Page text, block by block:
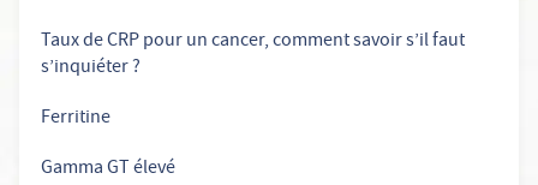
Taux de CRP pour un cancer, comment savoir s’il faut
s’inquiéter ?
Ferritine
Gamma GT élevé